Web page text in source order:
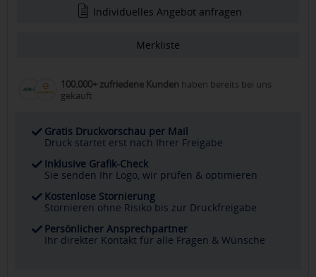
Individuelles Angebot anfragen
Merkliste
100.000+ zufriedene Kunden haben bereits bei uns
gekauft
Gratis Druckvorschau per Mail
Druck startet erst nach Ihrer Freigabe
Inklusive Grafik-Check
Sie senden Ihr Logo, wir prüfen & optimieren
Kostenlose Stornierung
Stornieren ohne Risiko bis zur Druckfreigabe
Persönlicher Ansprechpartner
Ihr direkter Kontakt für alle Fragen & Wünsche